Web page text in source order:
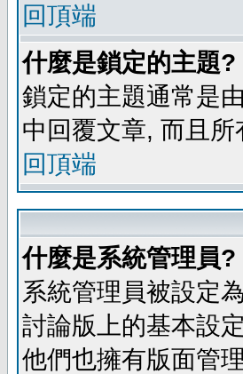
回頂端
什麼是鎖定的主題?
鎖定的主題通常是
中回覆文章, 而且
回頂端
什麼是系統管理員?
系統管理員被設定
討論版上的基本設
他們也擁有版面管